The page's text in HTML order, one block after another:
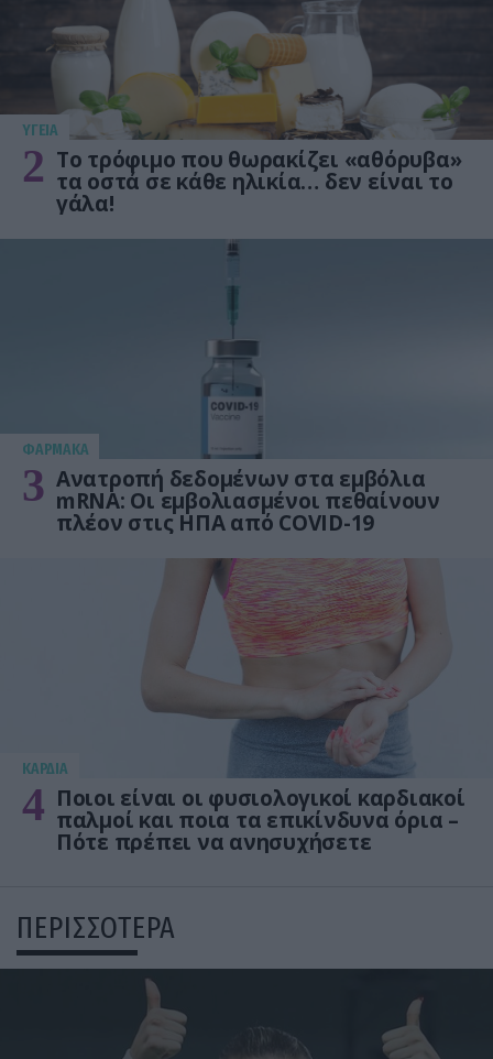
ΥΓΕΙΑ
2 Το τρόφιμο που θωρακίζει «αθόρυβα»
τα οστά σε κάθε ηλικία… δεν είναι το
γάλα!
ΦΑΡΜΑΚΑ
3 Ανατροπή δεδομένων στα εμβόλια
mRNA: Οι εμβολιασμένοι πεθαίνουν
πλέον στις ΗΠΑ από COVID-19
KΑΡΔΙΑ
4 Ποιοι είναι οι φυσιολογικοί καρδιακοί
παλμοί και ποια τα επικίνδυνα όρια –
Πότε πρέπει να ανησυχήσετε
ΠΕΡΙΣΣΟΤΕΡΑ